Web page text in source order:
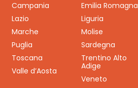
Campania
Emilia Romagna
Lazio
Liguria
Marche
Molise
Puglia
Sardegna
Toscana
Trentino Alto
Adige
Valle d’Aosta
Veneto